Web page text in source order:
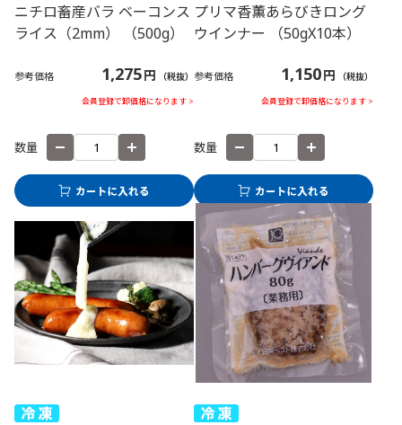
ニチロ畜産バラ ベーコンス
ライス（2mm） （500g）
参考価格 1,275円 （税抜）
会員登録で卸価格になります >
数量
プリマ香薫あらびきロング
ウインナー （50gX10本）
参考価格 1,150円 （税抜）
会員登録で卸価格になります >
数量